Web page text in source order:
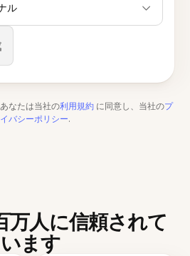
ル
なたは当社の利用規約 に同意し、当社のプ
バシーポリシー.
万人に信頼されて
います